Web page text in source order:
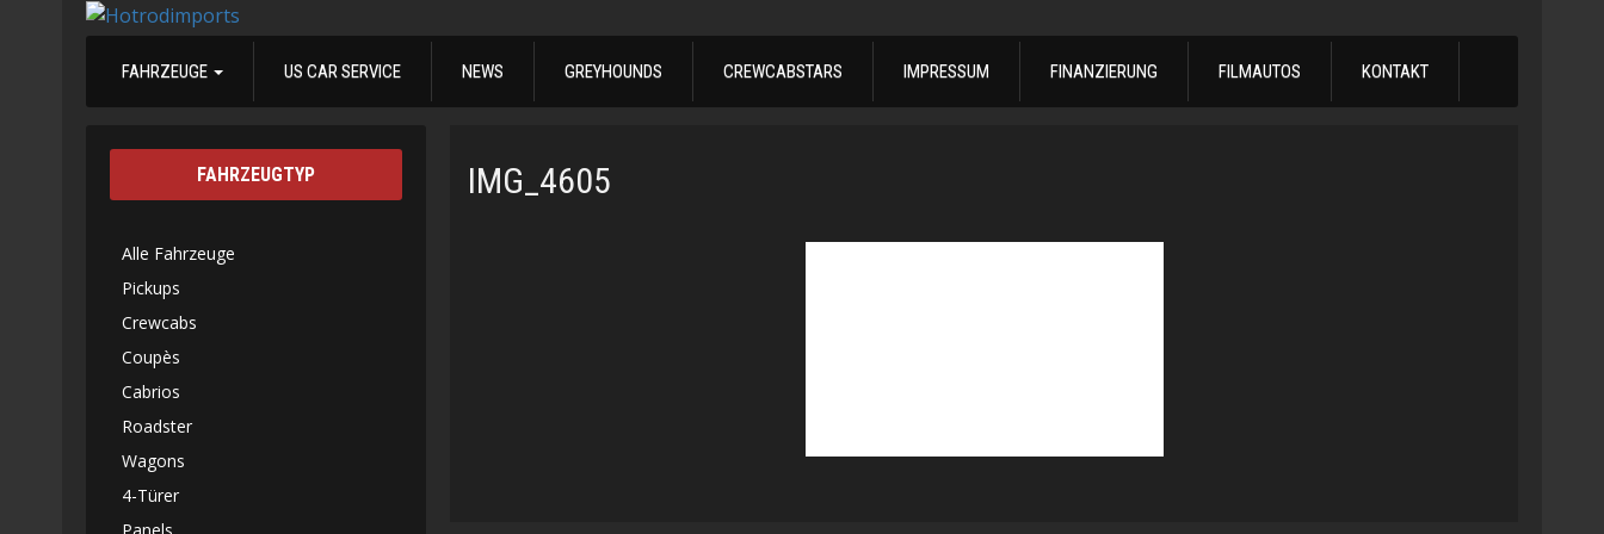
FAHRZEUGE US CAR SERVICE NEWS GREYHOUNDS CREWCABSTARS IMPRESSUM FINANZIERUNG FILMAUTOS KONTAKT
IMG_4605
FAHRZEUGTYP
Alle Fahrzeuge
Pickups
Crewcabs
Coupès
Cabrios
Roadster
Wagons
4-Türer